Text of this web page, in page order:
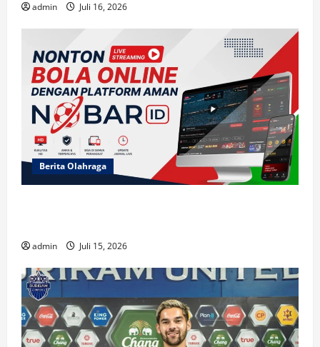
admin Juli 16, 2026
Berita Olahraga
admin Juli 15, 2026